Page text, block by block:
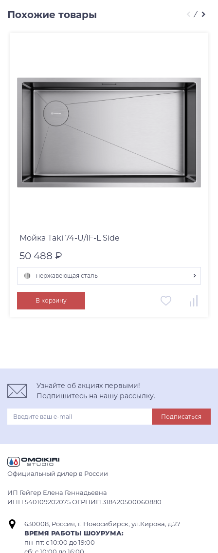
Похожие товары
Мойка Taki 74-U/IF-L Side
50 488 ₽
нержавеющая сталь
графит
нержавеющая сталь
В корзину
Узнайте об акциях первыми!
Подпишитесь на нашу рассылку.
Подписаться
Официальный дилер в России
ИП Гейгер Елена Геннадьевна
ИНН 540109202075 ОГРНИП 318420500060880
630008, Россия, г. Новосибирск, ул.Кирова, д.27
ВРЕМЯ РАБОТЫ ШОУРУМА:
пн-пт: с 10:00 до 19:00